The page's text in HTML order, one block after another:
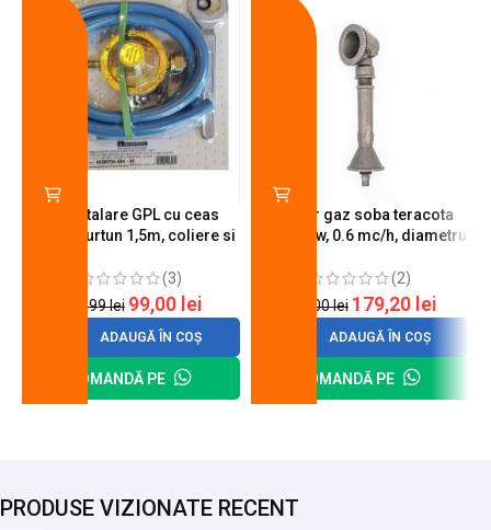
Kit instalare GPL cu ceas
butelie, furtun 1,5m, coliere si
(3)
120,99lei 99,00 lei
ADAUGĂ ÎN COȘ
COMANDĂ PE
Arzator gaz soba teracota
A600, 6 kw, 0.6 mc/h, diametru
(2)
200,00lei 179,20 lei
ADAUGĂ ÎN COȘ
COMANDĂ PE
PRODUSE VIZIONATE RECENT